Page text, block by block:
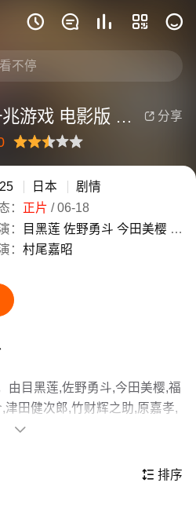
    
劇場版》(2025)日
 分享
一兆游戏 电影版 劇場版
日本
剧情
： 正片 /06-18
：
目黑莲 佐野勇斗 今田美樱 福
： 村尾嘉昭
由目黑莲,佐野勇斗,今田美樱,福
津田健次郎,竹财辉之助,原嘉孝,
,宍户佑名,田边诚一等主演，
的青年白手起家，以赚1兆美元
欢迎，却也是一个会使用恶
在当期同类题材影片中具有一

 排序